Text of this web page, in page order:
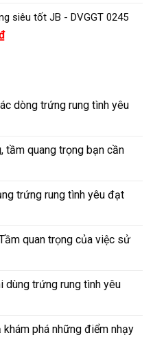
siêu tốt JB - DVGGT 0245
dòng trứng rung tình yêu
tầm quang trọng bạn cần
trứng rung tình yêu đạt
quan trọng của việc sử
dùng trứng rung tình yêu
phá những điểm nhạy